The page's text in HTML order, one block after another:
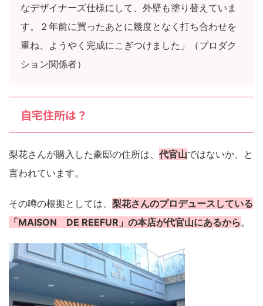
なデザイナーズ仕様にして、外壁も塗り替えていま
す。２年前に買ったあとに幾度となく打ち合わせを
重ね、ようやく完成にこぎつけました」（プロダク
ション関係者）
自宅住所は？
梨花さんが購入した豪邸の住所は、 代官山ではないか、と
言われています。
その噂の根拠としては、 梨花さんのプロデュースしている
「MAISON DE REEFUR」の本店が代官山にあるから。